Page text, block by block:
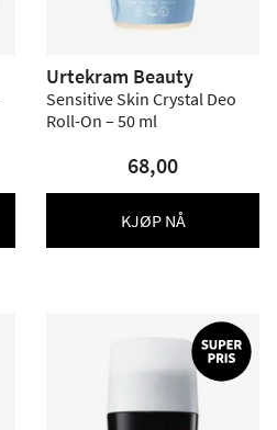
Urtekram Beauty
Sensitive Skin Crystal Deo
Roll-On – 50 ml
68,00
KJØP NÅ